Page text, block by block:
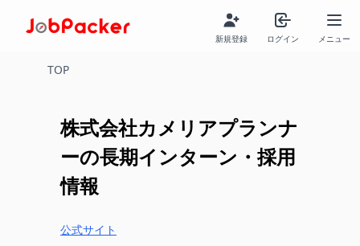
新規登録 ログイン メニュー
TOP
株式会社カメリアプランナ
ーの長期インターン・採用
情報
公式サイト